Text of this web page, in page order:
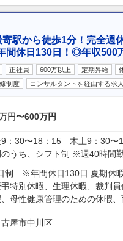
寄駅から徒歩1分！完全週
間休日130日！◎年収500
正社員 600万以上 定期昇給
制度 コンサルタントを経由する求人
円〜600万円
：30〜18：15 木土9：30〜13：
うち、シフト制 ※週40時間
制 ※年間休日130日 夏期休
特別休暇、生理休暇、裁判
母性健康管理のための休暇
屋市中川区